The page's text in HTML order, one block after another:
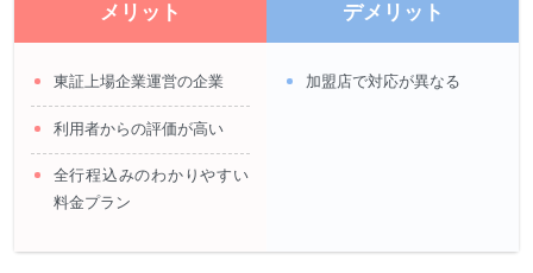
メリット
東証上場企業運営の企業
利用者からの評価が高い
全行程込みのわかりやすい
料金プラン
デメリット
加盟店で対応が異なる